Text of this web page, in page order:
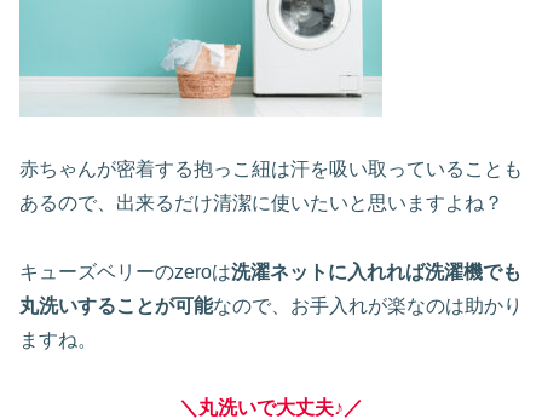
赤ちゃんが密着する抱っこ紐は汗を吸い取っていることも
あるので、出来るだけ清潔に使いたいと思いますよね？
キューズベリーのzeroは洗濯ネットに入れれば洗濯機でも
丸洗いすることが可能なので、お手入れが楽なのは助かり
ますね。
＼丸洗いで大丈夫♪／